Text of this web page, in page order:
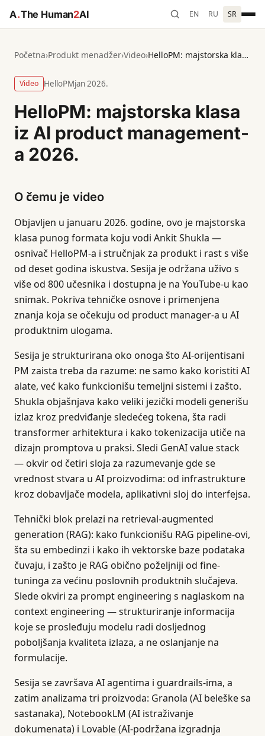
A.The Human2AI EN RU SR
Početna›Produkt menadžer›Video› HelloPM: majstorska klasa iz AI product management-a 2026.
Video HelloPMjan 2026.
HelloPM: majstorska klasa
iz AI product management-
a 2026.
O čemu je video
Objavljen u januaru 2026. godine, ovo je majstorska
klasa punog formata koju vodi Ankit Shukla —
osnivač HelloPM-a i stručnjak za produkt i rast s više
od deset godina iskustva. Sesija je održana uživo s
više od 800 učesnika i dostupna je na YouTube-u kao
snimak. Pokriva tehničke osnove i primenjena
znanja koja se očekuju od product manager-a u AI
produktnim ulogama.
Sesija je strukturirana oko onoga što AI-orijentisani
PM zaista treba da razume: ne samo kako koristiti AI
alate, već kako funkcionišu temeljni sistemi i zašto.
Shukla objašnjava kako veliki jezički modeli generišu
izlaz kroz predviđanje sledećeg tokena, šta radi
transformer arhitektura i kako tokenizacija utiče na
dizajn promptova u praksi. Sledi GenAI value stack
— okvir od četiri sloja za razumevanje gde se
vrednost stvara u AI proizvodima: od infrastrukture
kroz dobavljače modela, aplikativni sloj do interfejsa.
Tehnički blok prelazi na retrieval-augmented
generation (RAG): kako funkcionišu RAG pipeline-ovi,
šta su embedinzi i kako ih vektorske baze podataka
čuvaju, i zašto je RAG obično poželjniji od fine-
tuninga za većinu poslovnih produktnih slučajeva.
Slede okviri za prompt engineering s naglaskom na
context engineering — strukturiranje informacija
koje se prosleđuju modelu radi dosljednog
poboljšanja kvaliteta izlaza, a ne oslanjanje na
formulacije.
Sesija se završava AI agentima i guardrails-ima, a
zatim analizama tri proizvoda: Granola (AI beleške sa
sastanaka), NotebookLM (AI istraživanje
dokumenata) i Lovable (AI-podržana izgradnja